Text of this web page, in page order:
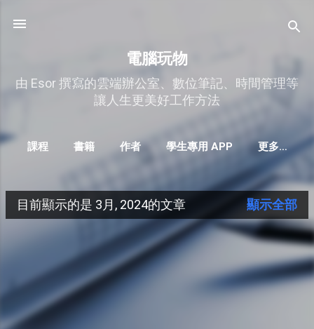
電腦玩物
由 Esor 撰寫的雲端辦公室、數位筆記、時間管理等
讓人生更美好工作方法
課程 書籍 作者 學生專用 APP 更多…
發
表
章
目前顯示的是 3月, 2024的文章 顯示全部